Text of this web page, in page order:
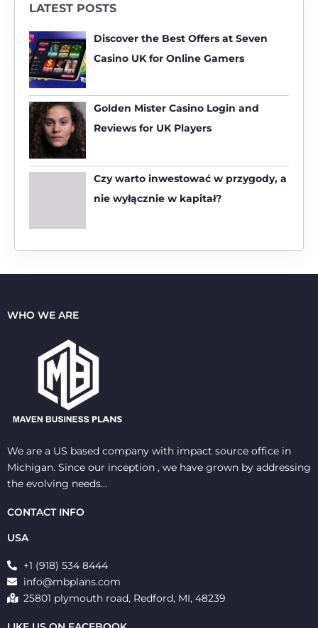
LATEST POSTS
Discover the Best Offers at Seven
Casino UK for Online Gamers
Golden Mister Casino Login and
Reviews for UK Players
Czy warto inwestować w przygody, a
nie wyłącznie w kapitał?
WHO WE ARE
We are a US based company with impact source office in
Michigan. Since our inception , we have grown by addressing
the evolving needs…
CONTACT INFO
USA
+1 (918) 534 8444
info@mbplans.com
25801 plymouth road, Redford, MI, 48239